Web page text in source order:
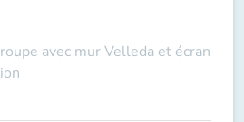
avec mur Velleda et écran